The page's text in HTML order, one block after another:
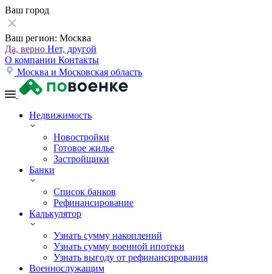
Ваш город
Ваш регион: Москва
Да, верно Нет, другой
О компании Контакты
Москва и Московская область
Недвижимость
Новостройки
Готовое жилье
Застройщики
Банки
Список банков
Рефинансирование
Калькулятор
Узнать сумму накоплений
Узнать сумму военной ипотеки
Узнать выгоду от рефинансирования
Военнослужащим